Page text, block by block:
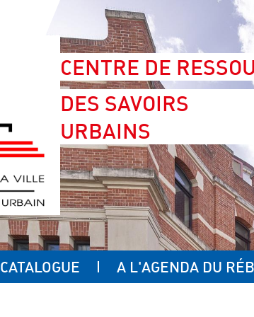
CENTRE DE
DES SAVOIRS
URBAINS
CATALOGUE A L'AGENDA DU